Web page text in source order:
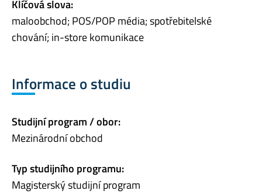
Klíčová slova:
maloobchod; POS/POP média; spotřebitelské
chování; in-store komunikace
Informace o studiu
Studijní program / obor:
Mezinárodní obchod
Typ studijního programu:
Magisterský studijní program